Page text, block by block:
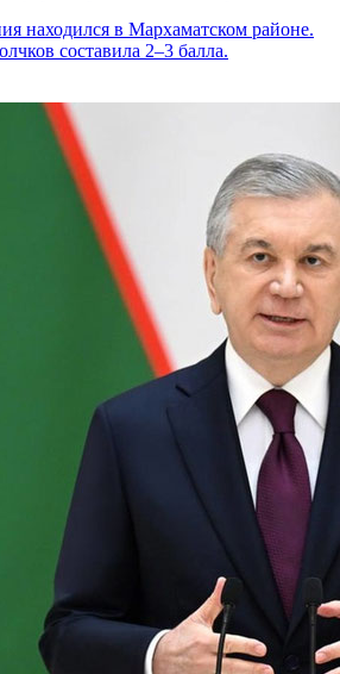
находился в Мархаматском районе.
составила 2–3 балла.